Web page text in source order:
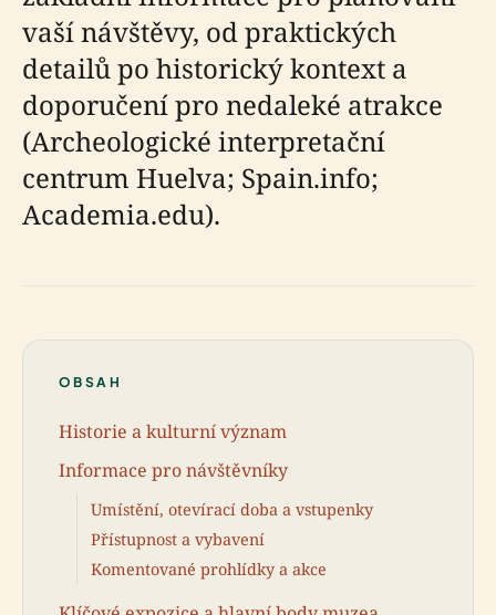
vaší návštěvy, od praktických
detailů po historický kontext a
doporučení pro nedaleké atrakce
(Archeologické interpretační
centrum Huelva; Spain.info;
Academia.edu).
OBSAH
Historie a kulturní význam
Informace pro návštěvníky
Umístění, otevírací doba a vstupenky
Přístupnost a vybavení
Komentované prohlídky a akce